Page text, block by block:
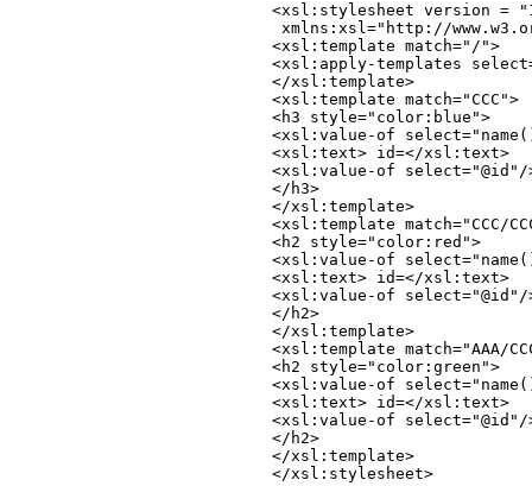
<xsl:stylesheet version =
xmlns:xsl="http://
<xsl:template match="/">
<xsl:apply-templates
</xsl:template>
<xsl:template match="CCC">
<h3 style="color:blue">
<xsl:value-of
<xsl:text> id=</xsl:text>
<xsl:value-of
</h3>
</xsl:template>
<xsl:template match="CCC/
<h2 style="color:red">
<xsl:value-of
<xsl:text> id=</xsl:text>
<xsl:value-of
</h2>
</xsl:template>
<xsl:template match="AAA/
<h2 style="color:green">
<xsl:value-of
<xsl:text> id=</xsl:text>
<xsl:value-of
</h2>
</xsl:template>
</xsl:stylesheet>